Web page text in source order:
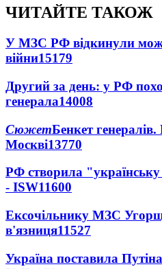
ЧИТАЙТЕ ТАКОЖ
У МЗС РФ відкинули
війни15179
Другий за день: у РФ
генерала14008
СюжетБенкет
Москві13770
РФ створила
- ISW11600
Ексочільнику МЗС
в'язниця11527
Україна поставила